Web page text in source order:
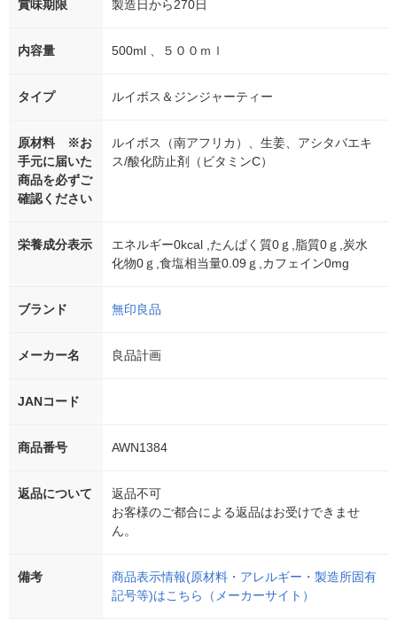
賞味期限 製造日から270日
内容量 500ml 、５００ｍｌ
タイプ ルイボス＆ジンジャーティー
原材料 ※お
手元に届いた
商品を必ずご
確認ください
ルイボス（南アフリカ）、生姜、アシタバエキ
ス/酸化防止剤（ビタミンC）
栄養成分表示
エネルギー0kcal ,たんぱく質0ｇ,脂質0ｇ,炭水
化物0ｇ,食塩相当量0.09ｇ,カフェイン0mg
ブランド 無印良品
メーカー名 良品計画
JANコード
商品番号 AWN1384
返品について
返品不可
お客様のご都合による返品はお受けできませ
ん。
備考
商品表示情報(原材料・アレルギー・製造所固有
記号等)はこちら（メーカーサイト）